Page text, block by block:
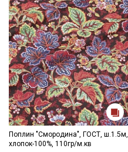
Поплин "Смородина", ГОСТ, ш.1.5м,
хлопок-100%, 110гр/м.кв